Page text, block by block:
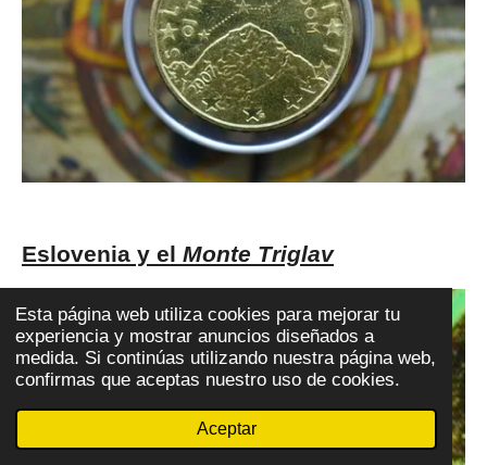
Esta página web utiliza cookies para mejorar tu
experiencia y mostrar anuncios diseñados a
medida. Si continúas utilizando nuestra página web,
confirmas que aceptas nuestro uso de cookies.
Aceptar
Eslovenia y el Monte Triglav